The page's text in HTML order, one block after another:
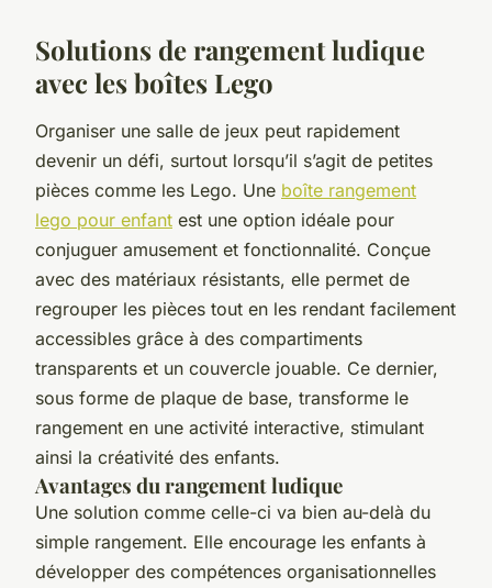
Solutions de rangement ludique
avec les boîtes Lego
Organiser une salle de jeux peut rapidement
devenir un défi, surtout lorsqu’il s’agit de petites
pièces comme les Lego. Une boîte rangement
lego pour enfant est une option idéale pour
conjuguer amusement et fonctionnalité. Conçue
avec des matériaux résistants, elle permet de
regrouper les pièces tout en les rendant facilement
accessibles grâce à des compartiments
transparents et un couvercle jouable. Ce dernier,
sous forme de plaque de base, transforme le
rangement en une activité interactive, stimulant
ainsi la créativité des enfants.
Avantages du rangement ludique
Une solution comme celle-ci va bien au-delà du
simple rangement. Elle encourage les enfants à
développer des compétences organisationnelles